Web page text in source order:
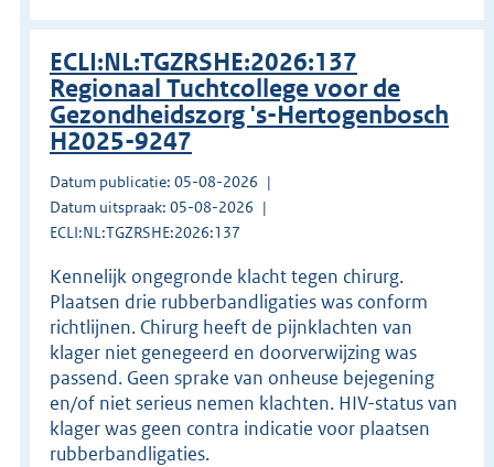
ECLI:NL:TGZRSHE:2026:137
Regionaal Tuchtcollege voor de
Gezondheidszorg 's-Hertogenbosch
H2025-9247
Datum publicatie: 05-08-2026
Datum uitspraak: 05-08-2026
ECLI:NL:TGZRSHE:2026:137
Kennelijk ongegronde klacht tegen chirurg.
Plaatsen drie rubberbandligaties was conform
richtlijnen. Chirurg heeft de pijnklachten van
klager niet genegeerd en doorverwijzing was
passend. Geen sprake van onheuse bejegening
en/of niet serieus nemen klachten. HIV-status van
klager was geen contra indicatie voor plaatsen
rubberbandligaties.